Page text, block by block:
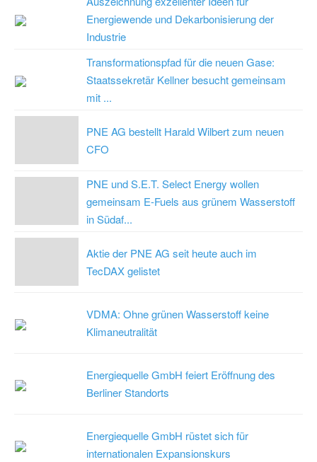
Energiewende und Dekarbonisierung der
Industrie
Transformationspfad für die neuen Gase:
Staatssekretär Kellner besucht gemeinsam
mit ...
PNE AG bestellt Harald Wilbert zum neuen
CFO
PNE und S.E.T. Select Energy wollen
gemeinsam E-Fuels aus grünem Wasserstoff
in Südaf...
Aktie der PNE AG seit heute auch im
TecDAX gelistet
VDMA: Ohne grünen Wasserstoff keine
Klimaneutralität
Energiequelle GmbH feiert Eröffnung des
Berliner Standorts
Energiequelle GmbH rüstet sich für
internationalen Expansionskurs